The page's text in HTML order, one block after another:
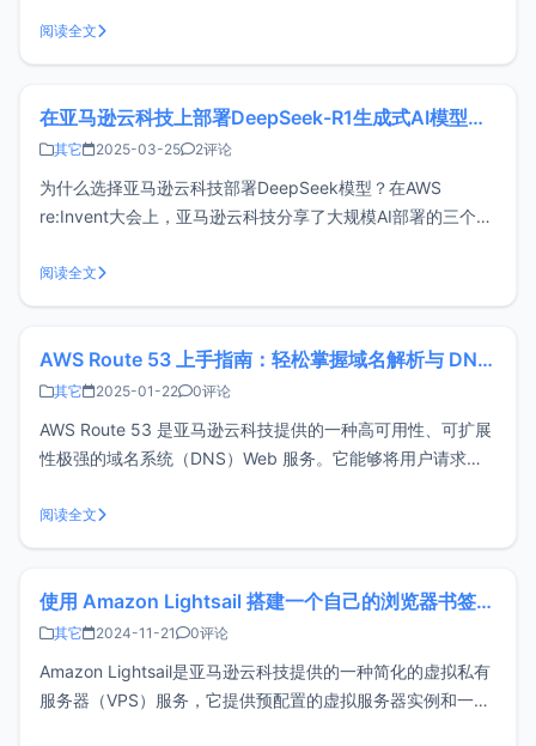
是对于没有海外信用卡的用户来说，直接订阅ChatGPT Plus
并不容易。许多国内用户正是因为缺乏海外信用卡，
阅读全文
在亚马逊云科技上部署DeepSeek-R1生成式AI模型的最佳实践
其它 2025-03-25 2评论
为什么选择亚马逊云科技部署DeepSeek模型？在AWS
re:Invent大会上，亚马逊云科技分享了大规模AI部署的三个关
的生成式AI应用需要专业的MLOps支持开发者需要多样化的模
型选择来满足不同场景需求中国AI公司DeepSeek推出的D
阅读全文
AWS Route 53 上手指南：轻松掌握域名解析与 DNS 管理
其它 2025-01-22 0评论
AWS Route 53 是亚马逊云科技提供的一种高可用性、可扩展
性极强的域名系统（DNS）Web 服务。它能够将用户请求高
文章内容包含以下步骤：注册亚马逊云科技账号启用AWS
Route 53创建托管区域域名解析注册亚马逊云科技账号在使用
阅读全文
使用 Amazon Lightsail 搭建一个自己的浏览器书签管理器
其它 2024-11-21 0评论
Amazon Lightsail是亚马逊云科技提供的一种简化的虚拟私有
服务器（VPS）服务，它提供预配置的虚拟服务器实例和一系